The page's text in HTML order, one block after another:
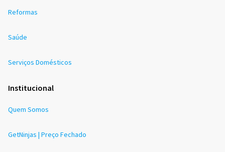
Reformas
Saúde
Serviços Domésticos
Institucional
Quem Somos
GetNinjas | Preço Fechado